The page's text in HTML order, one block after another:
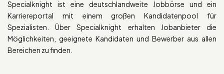
Specialknight ist eine deutschlandweite Jobbörse und ein
Karriereportal mit einem großen Kandidatenpool für
Spezialisten. Über Specialknight erhalten Jobanbieter die
Möglichkeiten, geeignete Kandidaten und Bewerber aus allen
Bereichen zu finden.